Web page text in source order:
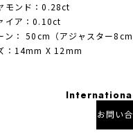
モンド：0.28ct
イア：0.10ct
ン： 50cm（アジャスター
：14mm X 12mm
お問い